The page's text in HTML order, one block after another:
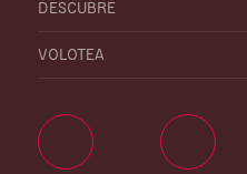
DESCUBRE
VOLOTEA